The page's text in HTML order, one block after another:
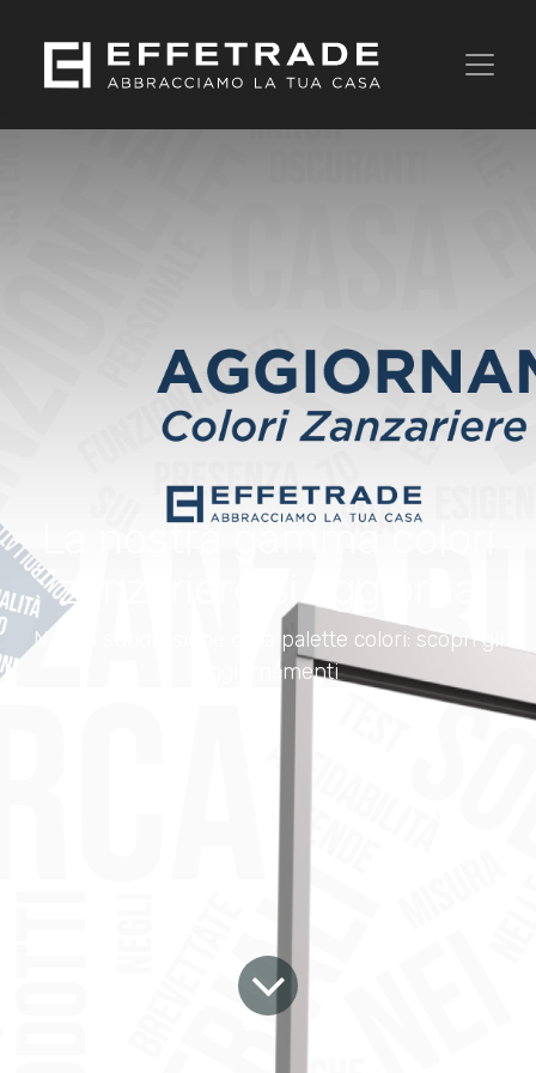
La nostra gamma colori
zanzariere si aggiorna
Nuova suddivisione della palette colori: scopri gli
aggiornamenti